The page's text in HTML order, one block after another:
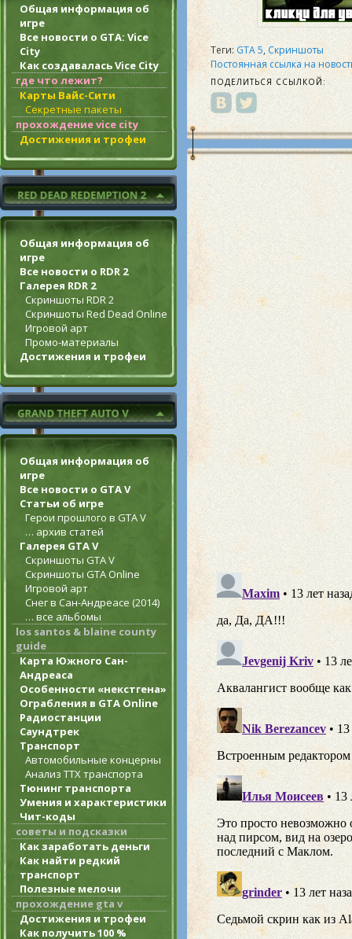
Общая информация об
игре
Все новости о GTA: Vice
City
Как создавалась Vice City
где что лежит?
Карты Вайс-Сити
Секретные пакеты
прохождение vice city
Достижения и трофеи
Общая информация об
игре
Все новости о RDR 2
Галерея RDR 2
Скриншоты RDR 2
Скриншоты Red Dead Online
Игровой арт
Промо-материалы
Достижения и трофеи
Общая информация об
игре
Все новости о GTA V
Статьи об игре
Герои прошлого в GTA V
… архив статей
Галерея GTA V
Скриншоты GTA V
Скриншоты GTA Online
Игровой арт
Снег в Сан-Андреасе (2014)
… все альбомы
los santos & blaine county
guide
Карта Южного Сан-
Андреаса
Особенности «некстгена»
Ограбления в GTA Online
Радиостанции
Саундтрек
Транспорт
Автомобильные концерны
Анализ ТТХ транспорта
Тюнинг транспорта
Умения и характеристики
Чит-коды
советы и подсказки
Как заработать деньги
Как найти редкий
транспорт
Полезные мелочи
прохождение gta v
Достижения и трофеи
Как получить 100 %
Теги:GTA 5, Скриншоты
Постоянная ссылка на
ПОДЕЛИТЬСЯ ССЫЛКОЙ: